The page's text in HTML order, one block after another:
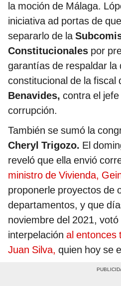
la moción de Málaga.
iniciativa ad portas de
separarlo de la
Constitucionales por
garantías de respaldar la
constitucional de la fiscal
Benavides, contra el
corrupción.
También se sumó la
Cheryl Trigozo. El
reveló que ella envió
ministro de Vivienda,
proponerle proyectos de
departamentos, y que
noviembre del 2021,
interpelación al entonces
Juan Silva, quien hoy se